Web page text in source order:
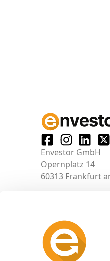
Envestor GmbH
Opernplatz 14
60313 Frankfurt